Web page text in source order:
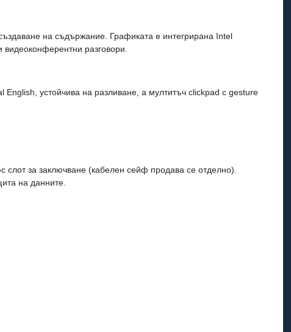
на съдържание. Графиката е интегрирана Intel
видеоконферентни разговори.
устойчива на разливане, а мултитъч clickpad с gesture
за заключване (кабелен сейф продава се отделно).
на данните.